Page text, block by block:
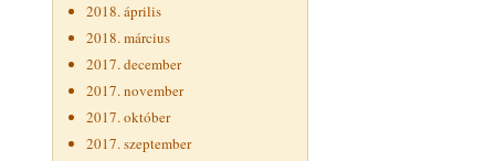
2018. április
2018. március
2017. december
2017. november
2017. október
2017. szeptember